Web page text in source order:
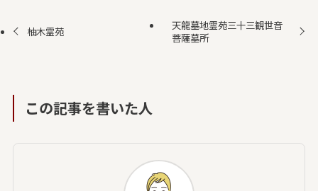
柚木霊苑
天龍墓地霊苑三十三観世音
菩薩墓所
この記事を書いた人